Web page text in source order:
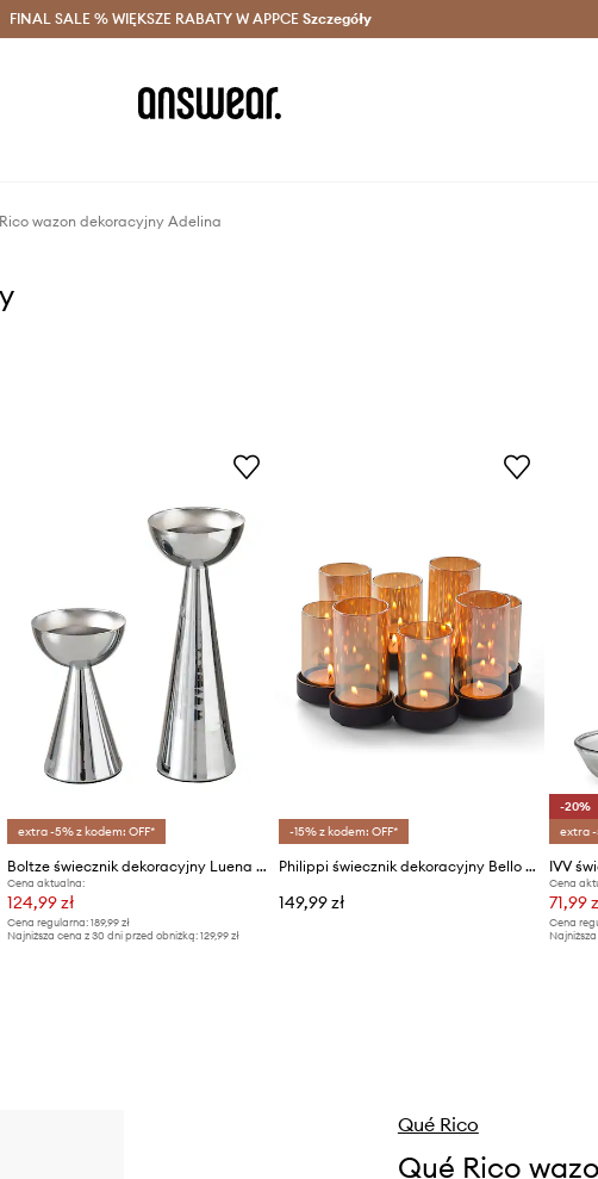
z Answear Club > Dostawa nawet w 24h >
FINAL SALE % WIĘKSZE RABATY W APPCE Szczegóły
wazon dekoracyjny Adelina
extra -5% z kodem: OFF*
Boltze świecznik dekoracyjny Luena 2-pack
Cena aktualna:
124,99 zł
Cena regularna: 189,99 zł
Najniższa cena z 30 dni przed obniżką: 129,99 zł
-15% z kodem: OFF*
Philippi świecznik dekoracyjny Bello Horizonte S
149,99 zł
-20%
extra -
IVV
Cena
71,99
Cena
Qué Rico
Qué Rico